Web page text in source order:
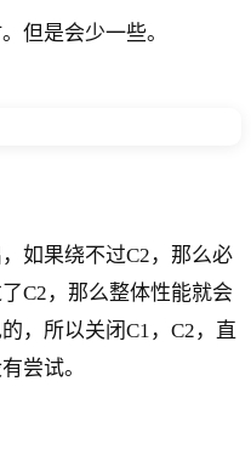
但是会少一些。
如果绕不过C2，那么必
C2，那么整体性能就会
，所以关闭C1，C2，直
尝试。